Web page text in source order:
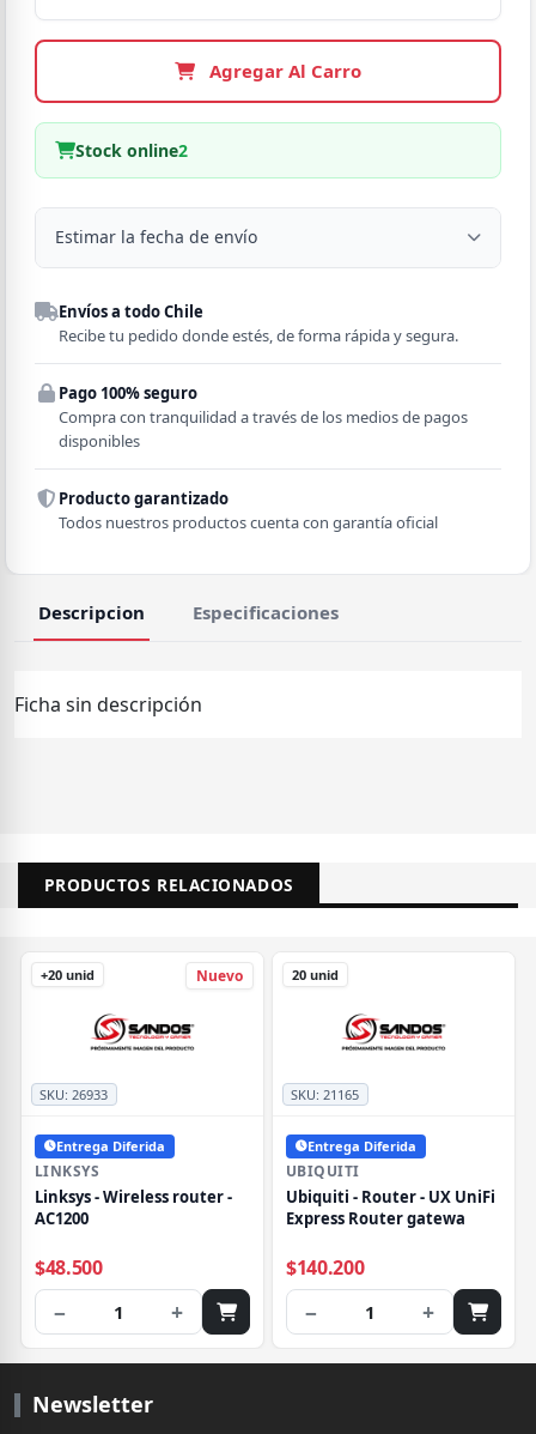
Agregar Al Carro
Stock online2
Estimar la fecha de envío
Despacho a domicilio
Región
Comuna
Envíos a todo Chile
Recibe tu pedido donde estés, de forma rápida y segura.
Pago 100% seguro
Compra con tranquilidad a través de los medios de pagos
disponibles
Producto garantizado
Todos nuestros productos cuenta con garantía oficial
Descripcion Especificaciones
Ficha sin descripción
PRODUCTOS RELACIONADOS
Nuevo
SKU:26933
+20 unid
Entrega Diferida
LINKSYS
Linksys - Wireless router -
AC1200
$48.500
− 1 +
SKU:21165
20 unid
Entrega Diferida
UBIQUITI
Ubiquiti - Router - UX UniFi
Express Router gatewa
$140.200
− 1 +
Newsletter